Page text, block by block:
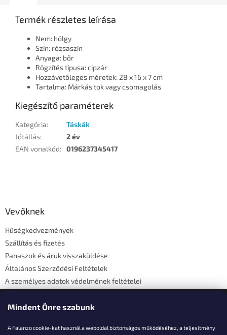
Mindent Önre szabunk
A Falanzo cookie-kat használ a weboldal biztonságos működéséhez, a teljesítmény
Termék részletes leírása
Nem: hölgy
Szín: rózsaszín
Anyaga: bőr
Rögzítés típusa: cipzár
Hozzávetőleges méretek: 28 x 16 x 7 cm
Tartalma: Márkás tok vagy csomagolás
Kiegészítő paraméterek
Kategória:
Táskák
Jótállás:
2 év
EAN vonalkód: 0196237345417
Vevőknek
Hűségkedvezmények
Szállítás és fizetés
Panaszok és áruk visszaküldése
Általános Szerződési Feltételek
A személyes adatok védelmének feltételei
Elérhetőségi adatok